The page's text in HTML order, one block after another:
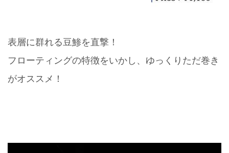
表層に群れる豆鯵を直撃！
フローティングの特徴をいかし、ゆっくりただ巻き
がオススメ！